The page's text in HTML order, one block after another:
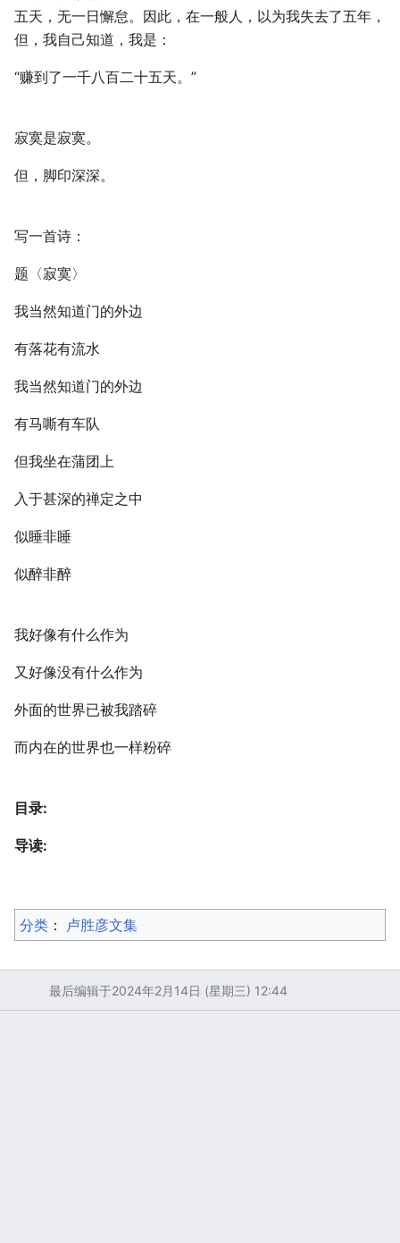
五天，无一日懈怠。因此，在一般人，以为我失去了五年，
但，我自己知道，我是：
“赚到了一千八百二十五天。”
寂寞是寂寞。
但，脚印深深。
写一首诗：
题〈寂寞〉
我当然知道门的外边
有落花有流水
我当然知道门的外边
有马嘶有车队
但我坐在蒲团上
入于甚深的禅定之中
似睡非睡
似醉非醉
我好像有什么作为
又好像没有什么作为
外面的世界已被我踏碎
而内在的世界也一样粉碎
目录:
导读:
分类 ：​ 卢胜彦文集
最后编辑于2024年2月14日 (星期三) 12:44